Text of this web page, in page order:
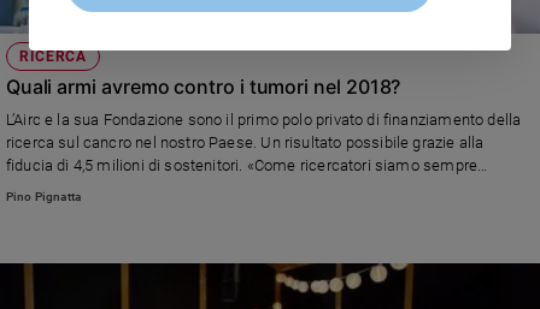
RICERCA
Quali armi avremo contro i tumori nel 2018?
L’Airc e la sua Fondazione sono il primo polo privato di finanziamento della
ricerca sul cancro nel nostro Paese. Un risultato possibile grazie alla
fiducia di 4,5 milioni di sostenitori. «Come ricercatori siamo sempre
concentrati sui fallimenti, cioè sui tumori che non riusciamo a capire e sui
Pino Pignatta